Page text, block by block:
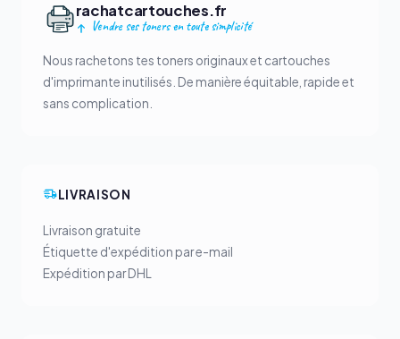
rachatcartouches.fr
Vendre ses toners en toute simplicité
Nous rachetons tes toners originaux et cartouches
d'imprimante inutilisés. De manière équitable, rapide et
sans complication.
LIVRAISON
Livraison gratuite
Étiquette d'expédition par e-mail
Expédition par DHL